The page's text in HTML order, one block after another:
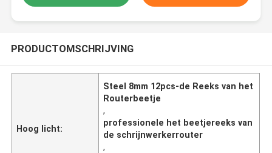
PRODUCTOMSCHRIJVING
Hoog licht:
Steel 8mm 12pcs-de Reeks van het
Routerbeetje
,
professionele het beetjereeks van
de schrijnwerkerrouter
,